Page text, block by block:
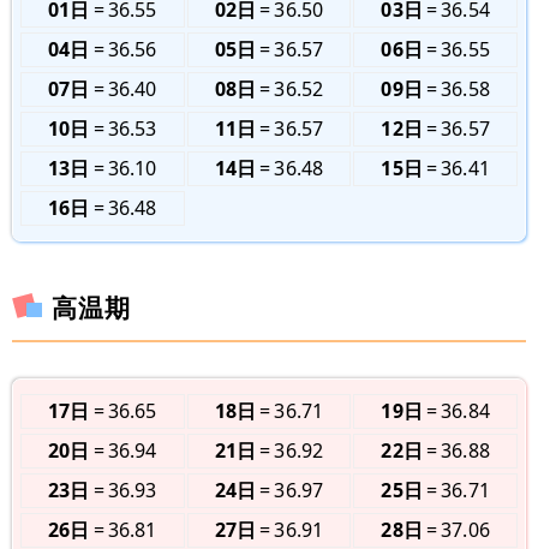
01日 36.55 02日 36.50 03日
36.54
04日
36.56 05日 36.57 06日
36.55
07日
36.40 08日 36.52 09日
36.58
10日
36.53 11日 36.57 12日
36.57
13日
36.10 14日 36.48 15日
36.41
16日
36.48
高温期
17日 36.65 18日 36.71 19日
36.84
20日
36.94 21日 36.92 22日
36.88
23日
36.93 24日 36.97 25日
36.71
26日
36.81 27日 36.91 28日
37.06